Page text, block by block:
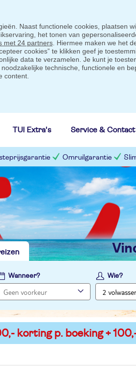
Naast functionele cookies, plaatsen
het tonen van
met 24 partners. Hiermee maken we het
cookies” te klikken geef je
data te verzamelen. Je kunt je
noodzakelijke technische, functionele en
content.
TUI Extra's Service & Contact
Omruilgarantie
Wanneer? Wie?
korting p. boeking +